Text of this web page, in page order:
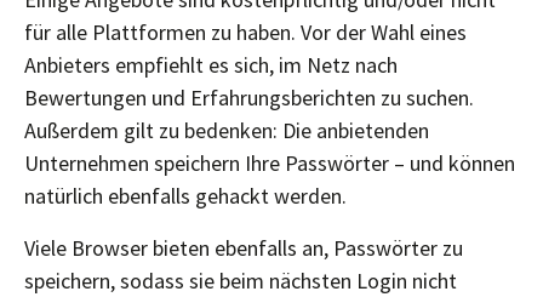
für alle Plattformen zu haben. Vor der Wahl eines
Anbieters empfiehlt es sich, im Netz nach
Bewertungen und Erfahrungsberichten zu suchen.
Außerdem gilt zu bedenken: Die anbietenden
Unternehmen speichern Ihre Passwörter – und können
natürlich ebenfalls gehackt werden.
Viele Browser bieten ebenfalls an, Passwörter zu
speichern, sodass sie beim nächsten Login nicht